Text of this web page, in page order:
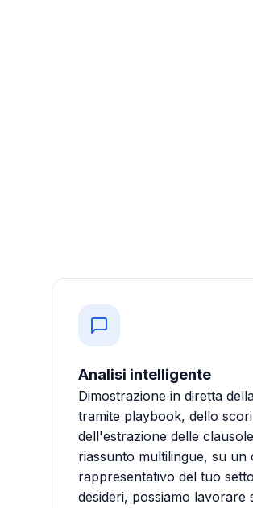
Analisi intelligente
Dimostrazione in diretta
tramite playbook, dello
dell'estrazione delle
riassunto multilingue, su un
rappresentativo del tuo
desideri, possiamo lavorare